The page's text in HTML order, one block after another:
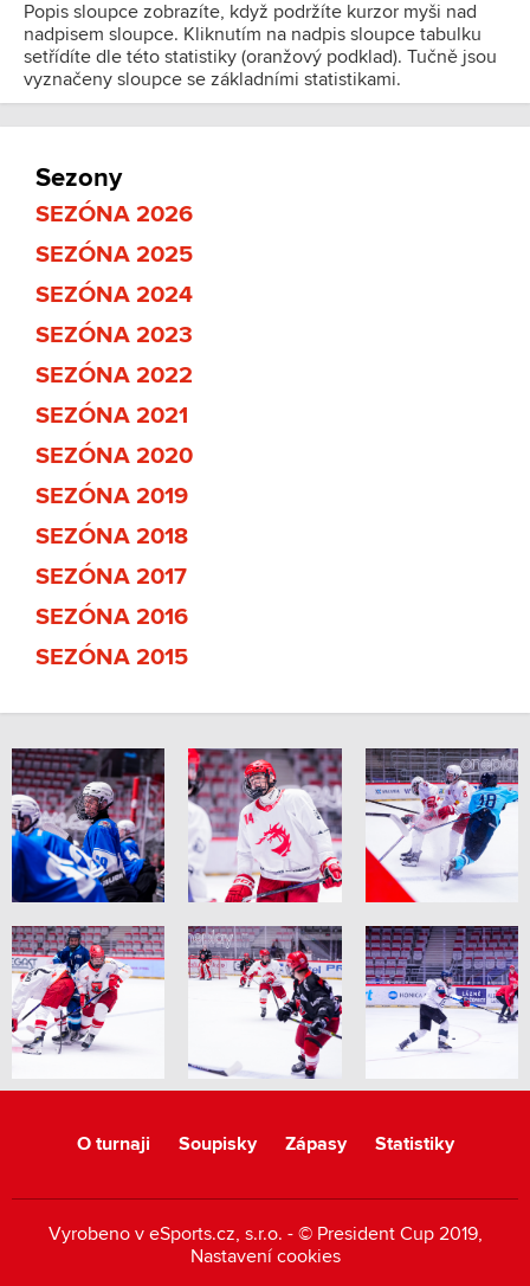
Popis sloupce zobrazíte, když podržíte kurzor myši nad
nadpisem sloupce. Kliknutím na nadpis sloupce tabulku
setřídíte dle této statistiky (oranžový podklad). Tučně jsou
vyznačeny sloupce se základními statistikami.
Sezony
SEZÓNA 2026
SEZÓNA 2025
SEZÓNA 2024
SEZÓNA 2023
SEZÓNA 2022
SEZÓNA 2021
SEZÓNA 2020
SEZÓNA 2019
SEZÓNA 2018
SEZÓNA 2017
SEZÓNA 2016
SEZÓNA 2015
O turnaji Soupisky Zápasy Statistiky
Vyrobeno v eSports.cz, s.r.o. - © President Cup 2019,
Nastavení cookies